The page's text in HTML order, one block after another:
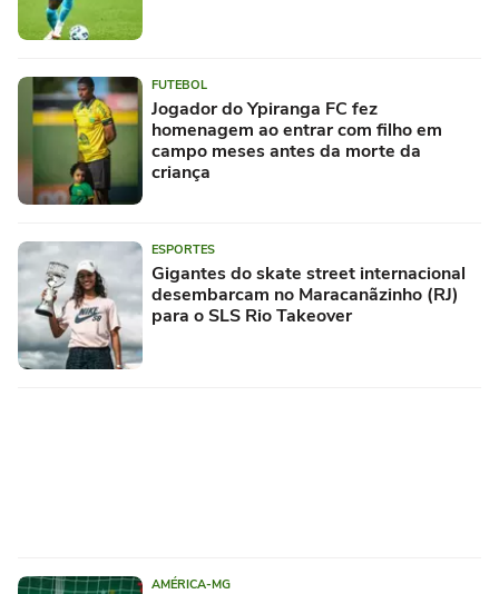
FUTEBOL
Jogador do Ypiranga FC fez
homenagem ao entrar com filho em
campo meses antes da morte da
criança
ESPORTES
Gigantes do skate street internacional
desembarcam no Maracanãzinho (RJ)
para o SLS Rio Takeover
AMÉRICA-MG